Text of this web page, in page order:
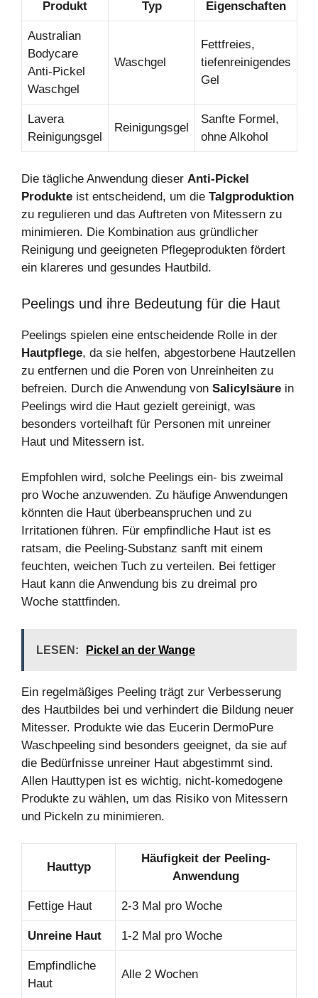
Produkt Typ Eigenschaften
Australian
Bodycare
Anti-Pickel
Waschgel
Waschgel
Fettfreies,
tiefenreinigendes
Gel
Lavera
Reinigungsgel
Reinigungsgel
Sanfte Formel,
ohne Alkohol
Die tägliche Anwendung dieser Anti-Pickel
Produkte ist entscheidend, um die Talgproduktion
zu regulieren und das Auftreten von Mitessern zu
minimieren. Die Kombination aus gründlicher
Reinigung und geeigneten Pflegeprodukten fördert
ein klareres und gesundes Hautbild.
Peelings und ihre Bedeutung für die Haut
Peelings spielen eine entscheidende Rolle in der
Hautpflege, da sie helfen, abgestorbene Hautzellen
zu entfernen und die Poren von Unreinheiten zu
befreien. Durch die Anwendung von Salicylsäure in
Peelings wird die Haut gezielt gereinigt, was
besonders vorteilhaft für Personen mit unreiner
Haut und Mitessern ist.
Empfohlen wird, solche Peelings ein- bis zweimal
pro Woche anzuwenden. Zu häufige Anwendungen
könnten die Haut überbeanspruchen und zu
Irritationen führen. Für empfindliche Haut ist es
ratsam, die Peeling-Substanz sanft mit einem
feuchten, weichen Tuch zu verteilen. Bei fettiger
Haut kann die Anwendung bis zu dreimal pro
Woche stattfinden.
LESEN: Pickel an der Wange
Ein regelmäßiges Peeling trägt zur Verbesserung
des Hautbildes bei und verhindert die Bildung neuer
Mitesser. Produkte wie das Eucerin DermoPure
Waschpeeling sind besonders geeignet, da sie auf
die Bedürfnisse unreiner Haut abgestimmt sind.
Allen Hauttypen ist es wichtig, nicht-komedogene
Produkte zu wählen, um das Risiko von Mitessern
und Pickeln zu minimieren.
Hauttyp
Häufigkeit der Peeling-
Anwendung
Fettige Haut 2-3 Mal pro Woche
Unreine Haut 1-2 Mal pro Woche
Empfindliche
Haut
Alle 2 Wochen